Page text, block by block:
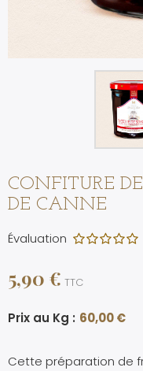
CONFITURE
DE CANNE
Évaluation
5,90 € TTC
Prix au Kg : 60,00 €
Cette préparation de